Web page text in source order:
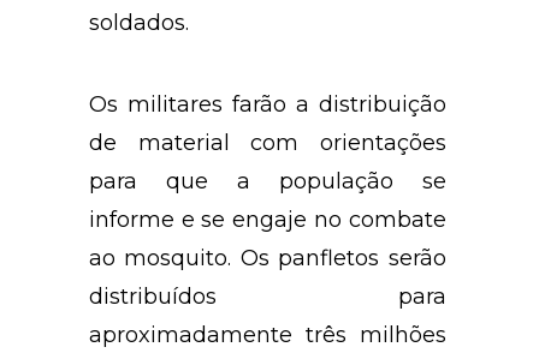
soldados.
Os militares farão a distribuição
de material com orientações
para que a população se
informe e se engaje no combate
ao mosquito. Os panfletos serão
distribuídos para
aproximadamente três milhões